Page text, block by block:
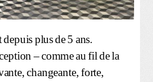
depuis plus de 5 ans.
– comme au fil de la
changeante, forte,